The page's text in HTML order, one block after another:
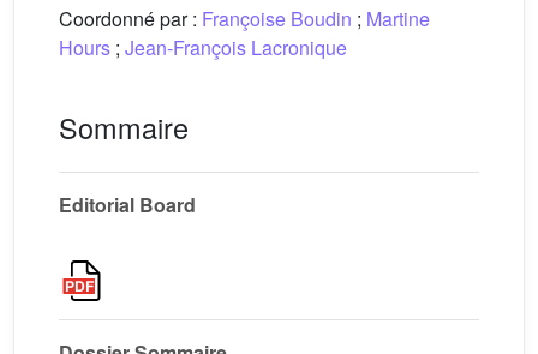
Coordonné par : Françoise Boudin ; Martine
Hours ; Jean-François Lacronique
Sommaire
Editorial Board